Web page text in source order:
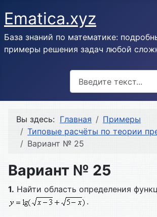
Ematica.xyz
База знаний по математике:
примеры решения задач любой
Вы здесь: Главная
Примеры
Типовые расчёты по теории
Вариант № 25
Вариант № 25
1. Найти область определения
.